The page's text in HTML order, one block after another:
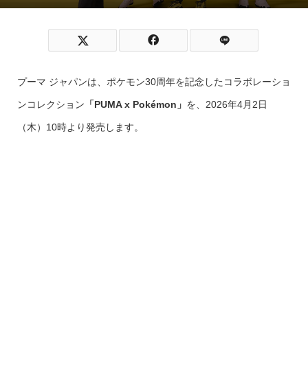
プーマ ジャパンは、ポケモン30周年を記念したコラボレーショ
ンコレクション 「PUMA x Pokémon」 を、2026年4月2日
（木）10時より発売します。